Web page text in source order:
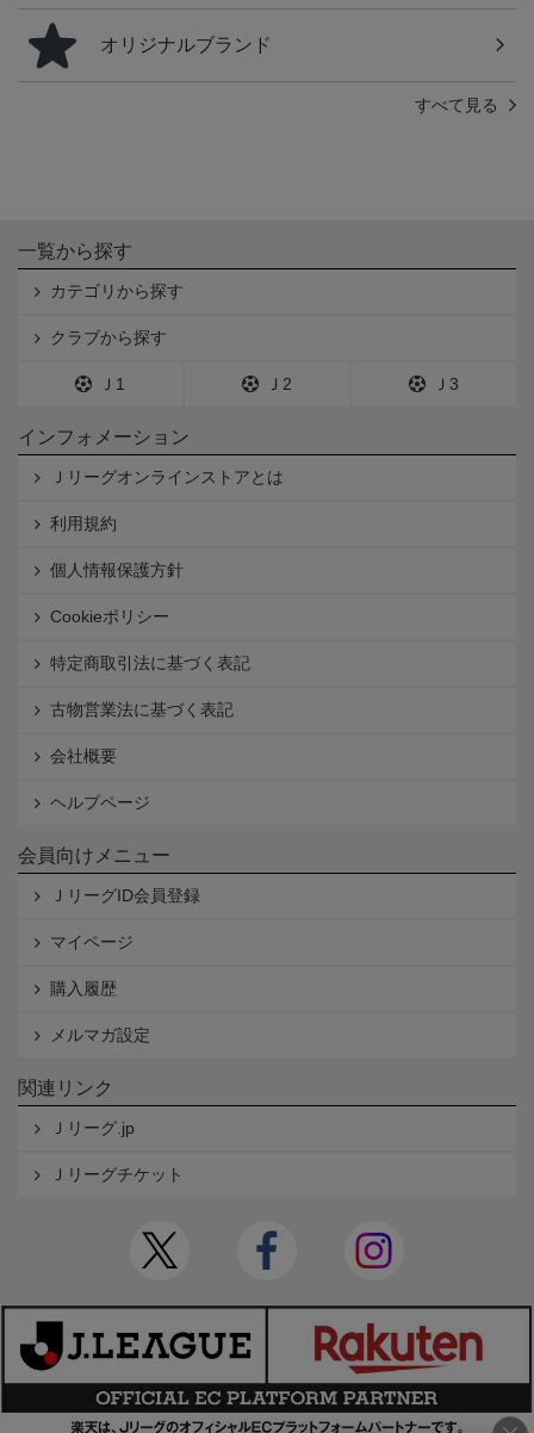
オリジナルブランド
すべて見る
一覧から探す
カテゴリから探す
クラブから探す
Ｊ1 Ｊ2 Ｊ3
インフォメーション
Ｊリーグオンラインストアとは
利用規約
個人情報保護方針
Cookieポリシー
特定商取引法に基づく表記
古物営業法に基づく表記
会社概要
ヘルプページ
会員向けメニュー
ＪリーグID会員登録
マイページ
購入履歴
メルマガ設定
関連リンク
Ｊリーグ.jp
Ｊリーグチケット